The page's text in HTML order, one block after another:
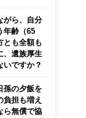
がら、自分
年齢（65
とも全額も
、遺族厚生
いですか？
孫の夕飯を
負担も増え
ら無償で協